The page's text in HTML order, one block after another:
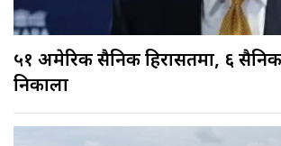
५१ अमेरिकी सैनिक हिरासतमा, ६
निकाला